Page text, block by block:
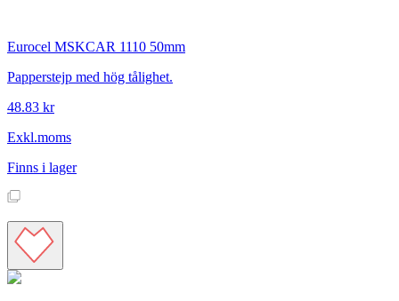
Eurocel MSKCAR 1110 50mm
Papperstejp med hög tålighet.
48.83 kr
Exkl.moms
Finns i lager